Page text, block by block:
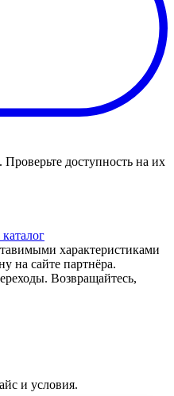
. Проверьте доступность на их
характеристиками
на сайте партнёра.
Возвращайтесь,
и условия.